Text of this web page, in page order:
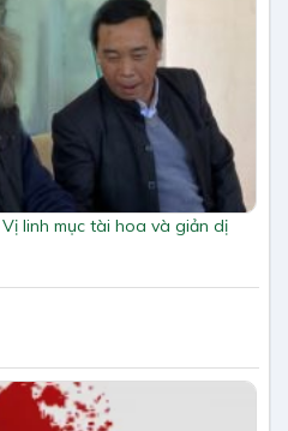
linh mục tài hoa và giản dị